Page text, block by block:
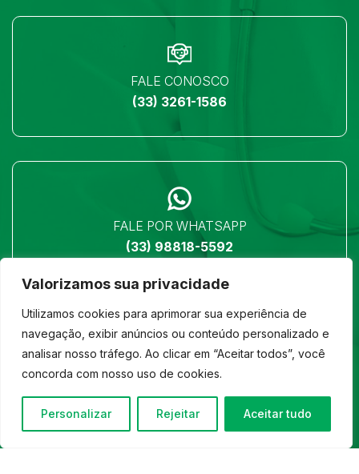
Valorizamos sua privacidade
Utilizamos cookies para aprimorar sua experiência de
navegação, exibir anúncios ou conteúdo personalizado e
analisar nosso tráfego. Ao clicar em “Aceitar todos”, você
concorda com nosso uso de cookies.
Personalizar Rejeitar Aceitar tudo
FALE CONOSCO
(33) 3261-1586
FALE POR WHATSAPP
(33) 98818-5592
LOCALIZAÇÃO